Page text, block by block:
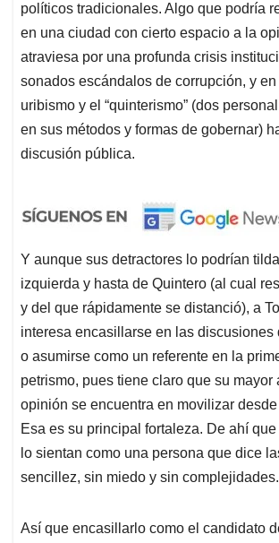
políticos tradicionales. Algo que podría
en una ciudad con cierto espacio a la
atraviesa por una profunda crisis
sonados escándalos de corrupción, y en
uribismo y el “quinterismo” (dos
en sus métodos y formas de gobernar)
discusión pública.
Y aunque sus detractores lo podrían
izquierda y hasta de Quintero (al cual
y del que rápidamente se distanció), a
interesa encasillarse en las discusiones
o asumirse como un referente en la
petrismo, pues tiene claro que su mayor
opinión se encuentra en movilizar
Esa es su principal fortaleza. De ahí
lo sientan como una persona que dice
sencillez, sin miedo y sin complejidades.
Así que encasillarlo como el candidato